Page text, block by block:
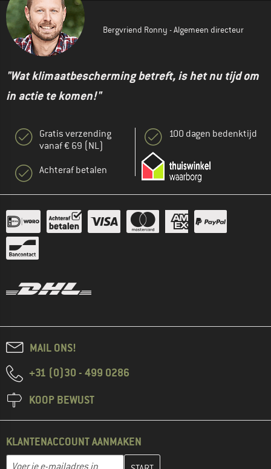
Bergvriend Ronny - Algemeen directeur
"Wat klimaatbescherming betreft, is het nu tijd om
in actie te komen!"
Gratis verzending
vanaf € 69 (NL)
Achteraf betalen
100 dagen bedenktijd
MAIL ONS!
+31 (0)30 - 499 0286
KOOP BEWUST
KLANTENACCOUNT AANMAKEN
E-mailadres
Vul je e-mailadres hier in en maak in de volgende stap je